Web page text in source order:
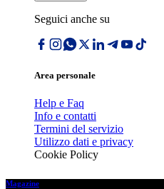
Seguici anche su
Area personale
Help e Faq
Info e contatti
Termini del servizio
Utilizzo dati e privacy
Cookie Policy
Magazine